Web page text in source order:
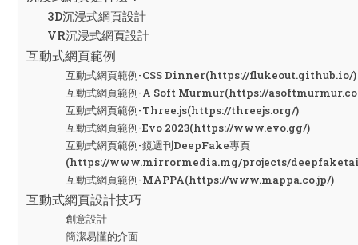
3D沉浸式網頁設計
VR沉浸式網頁設計
互動式網頁範例
互動式網頁範例-CSS Dinner(https://flukeout.github.io/)
互動式網頁範例-A Soft Murmur(https://
互動式網頁範例-Three.js(https://threejs.org/)
互動式網頁範例-Evo 2023(https://www.evo.gg/)
互動式網頁範例-鏡週刊DeepFake專頁
(https://www.mirrormedia.mg/projects/
互動式網頁範例-MAPPA(https://www.mappa.co.jp/)
互動式網頁設計技巧
創意設計
簡潔易懂的介面